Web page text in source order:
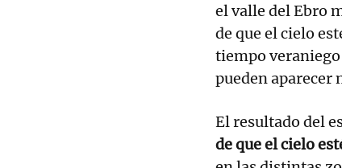
el valle del Ebro
de que el cielo
tiempo
pueden aparecer
El resultado del
de que el cielo